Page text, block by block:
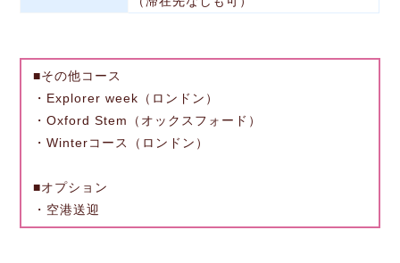
■その他コース
・Explorer week（ロンドン）
・Oxford Stem（オックスフォード）
・Winterコース（ロンドン）
■オプション
・空港送迎